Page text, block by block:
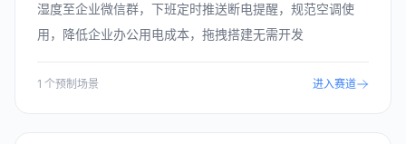
湿度至企业微信群，下班定时推送断电提醒，规范空调使
用，降低企业办公用电成本，拖拽搭建无需开发
1 个预制场景 进入赛道